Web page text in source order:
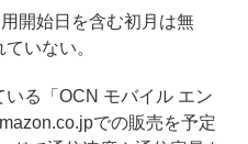
開始日を含む初月は無
いない。
る「OCN モバイル エン
での販売を予定